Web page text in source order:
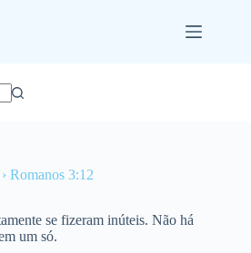
› Romanos 3:12
se fizeram inúteis. Não há
um só.